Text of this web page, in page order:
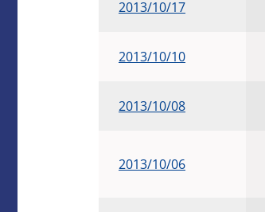
2013/10/17
2013/10/10
2013/10/08
2013/10/06